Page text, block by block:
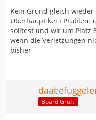
Kein Grund gleich
Überhaupt kein Problem
solltest und wir um Platz
wenn die Verletzungen
bisher
Board-Grufti